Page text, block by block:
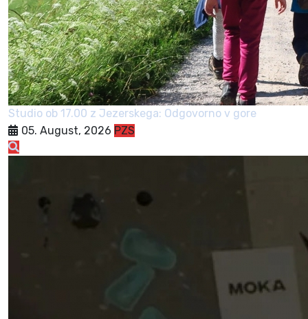
Studio ob 17.00 z Jezerskega: Odgovorno v gore
05. August, 2026 PZS